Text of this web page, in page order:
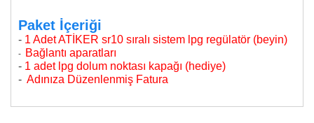
Paket İçeriği
- 1 Adet ATİKER sr10 sıralı sistem lpg regülatör (beyin)
- Bağlantı aparatları
- 1 adet lpg dolum noktası kapağı (hediye)
- Adınıza Düzenlenmiş Fatura